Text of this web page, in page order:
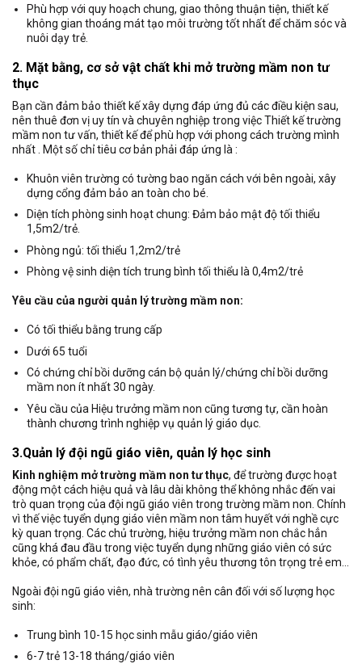
Phù hợp với quy hoạch chung, giao thông thuận tiện, thiết kế
không gian thoáng mát tạo môi trường tốt nhất để chăm sóc và
nuôi dạy trẻ.
2. Mặt bằng, cơ sở vật chất khi mở trường mầm non tư
thục
Bạn cần đảm bảo thiết kế xây dựng đáp ứng đủ các điều kiện sau,
nên thuê đơn vị uy tín và chuyên nghiệp trong việc Thiết kế trường
mầm non tư vấn, thiết kế để phù hợp với phong cách trường mình
nhất . Một số chỉ tiêu cơ bản phải đáp ứng là :
Khuôn viên trường có tường bao ngăn cách với bên ngoài, xây
dựng cổng đảm bảo an toàn cho bé.
Diện tích phòng sinh hoạt chung: Đảm bảo mật độ tối thiểu
1,5m2/trẻ.
Phòng ngủ: tối thiểu 1,2m2/trẻ
Phòng vệ sinh diện tích trung bình tối thiểu là 0,4m2/trẻ
Yêu cầu của người quản lý trường mầm non:
Có tối thiểu bằng trung cấp
Dưới 65 tuổi
Có chứng chỉ bồi dưỡng cán bộ quản lý/chứng chỉ bồi dưỡng
mầm non ít nhất 30 ngày.
Yêu cầu của Hiệu trưởng mầm non cũng tương tự, cần hoàn
thành chương trình nghiệp vụ quản lý giáo dục.
3.Quản lý đội ngũ giáo viên, quản lý học sinh
Kinh nghiệm mở trường mầm non tư thục, để trường được hoạt
động một cách hiệu quả và lâu dài không thể không nhắc đến vai
trò quan trọng của đội ngũ giáo viên trong trường mầm non. Chính
vì thế việc tuyển dụng giáo viên mầm non tâm huyết với nghề cực
kỳ quan trọng. Các chủ trường, hiệu trưởng mầm non chắc hẳn
cũng khá đau đầu trong việc tuyển dụng những giáo viên có sức
khỏe, có phẩm chất, đạo đức, có tình yêu thương tôn trọng trẻ em…
Ngoài đội ngũ giáo viên, nhà trường nên cân đối với số lượng học
sinh:
Trung bình 10-15 học sinh mẫu giáo/giáo viên
6-7 trẻ 13-18 tháng/giáo viên